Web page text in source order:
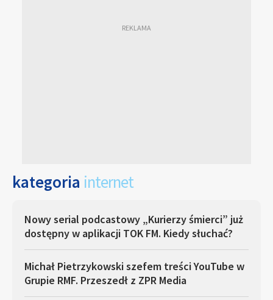
kategoria internet
Nowy serial podcastowy „Kurierzy śmierci” już
dostępny w aplikacji TOK FM. Kiedy słuchać?
Michał Pietrzykowski szefem treści YouTube w
Grupie RMF. Przeszedł z ZPR Media